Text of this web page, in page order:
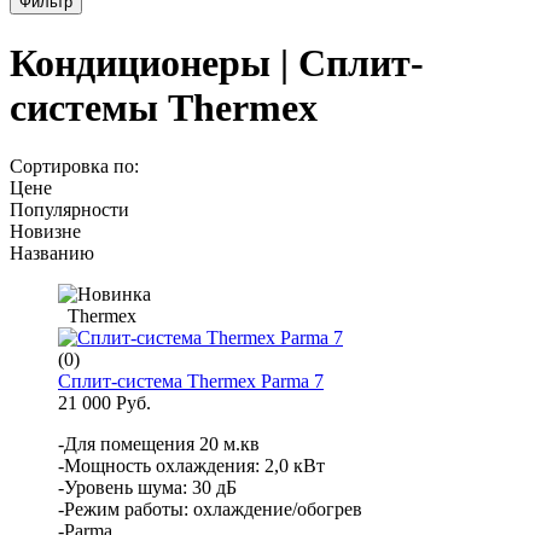
Кондиционеры | Сплит-
системы Thermex
Сортировка по:
Цене
Популярности
Новизне
Названию
Thermex
(0)
Сплит-система Thermex Parma 7
21 000 Руб.
-Для помещения 20 м.кв
-Мощность охлаждения: 2,0 кВт
-Уровень шума: 30 дБ
-Режим работы: охлаждение/обогрев